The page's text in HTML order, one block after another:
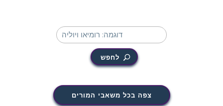
לחפש
צפה בכל משאבי המורים